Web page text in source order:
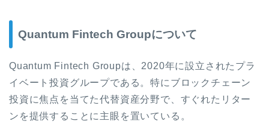
Quantum Fintech Groupについて
Quantum Fintech Groupは、2020年に設立されたプラ
イベート投資グループである。特にブロックチェーン
投資に焦点を当てた代替資産分野で、すぐれたリター
ンを提供することに主眼を置いている。